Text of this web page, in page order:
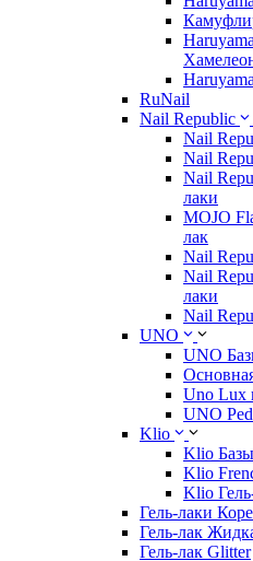
RuNail
Nail Republic
Nail
Nail
Nail
лаки
MOJO
лак
Nail
Nail
лаки
Nail
UNO
UNO
Uno Lux
UNO
Klio
Klio
Klio
Klio
Гель-лаки
Гель-лак
Гель-лак Glitter